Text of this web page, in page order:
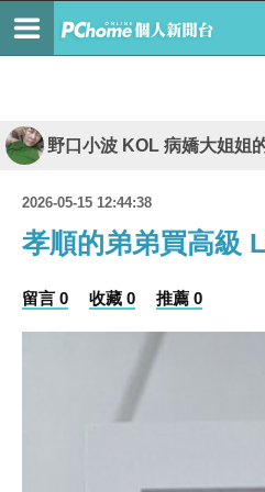
野口小波 KOL 病嬌大姐姐
2026-05-15 12:44:38
孝順的弟弟買高級
留言 0 收藏 0 推薦 0